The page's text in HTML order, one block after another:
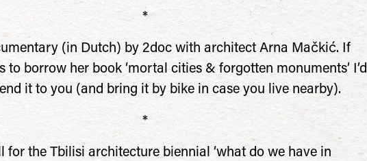
*
(in Dutch) by 2doc with architect Arna Mačkić. If
to borrow her book ‘mortal cities & forgotten monuments’ I’d
it to you (and bring it by bike in case you live nearby).
*
for the Tbilisi architecture biennial ‘what do we have in